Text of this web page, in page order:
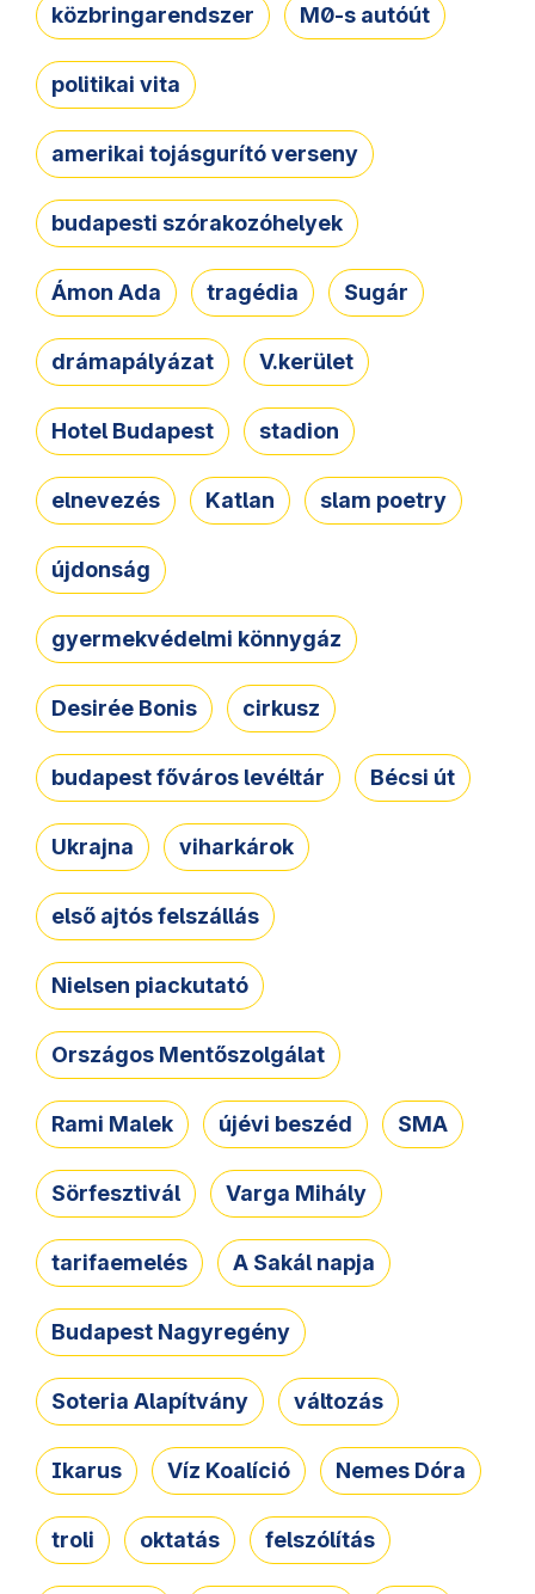
közbringarendszer M0-s autóút
politikai vita
amerikai tojásgurító verseny
budapesti szórakozóhelyek
Ámon Ada tragédia Sugár
drámapályázat V.kerület
Hotel Budapest stadion
elnevezés Katlan slam poetry
újdonság
gyermekvédelmi könnygáz
Desirée Bonis cirkusz
budapest főváros levéltár Bécsi út
Ukrajna viharkárok
első ajtós felszállás
Nielsen piackutató
Országos Mentőszolgálat
Rami Malek újévi beszéd SMA
Sörfesztivál Varga Mihály
tarifaemelés A Sakál napja
Budapest Nagyregény
Soteria Alapítvány változás
Ikarus Víz Koalíció Nemes Dóra
troli oktatás felszólítás